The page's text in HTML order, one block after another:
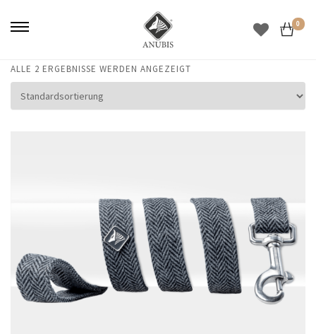
0
ALLE 2 ERGEBNISSE WERDEN ANGEZEIGT